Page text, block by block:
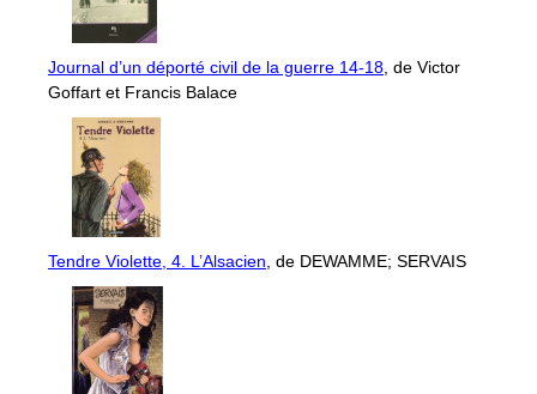
Journal d’un déporté civil de la guerre 14-18 , de Victor
Goffart et Francis Balace
Tendre Violette, 4. L’Alsacien , de DEWAMME; SERVAIS